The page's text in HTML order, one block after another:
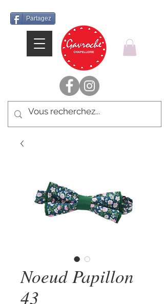
Partagez
Noeud Papillon
43